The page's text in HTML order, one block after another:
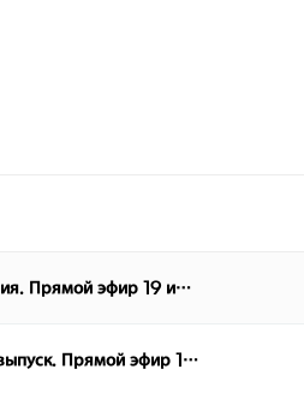
Прямой эфир 19 и…
Прямой эфир 1…